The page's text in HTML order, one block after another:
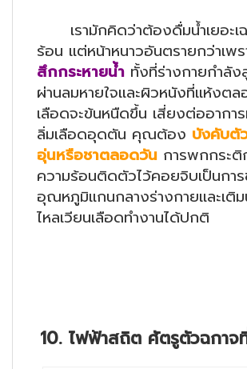
เรามักคิดว่าต้องดื่มน้ำเยอะเ
ร้อน แต่หน้าหนาวอันตรายกว่าเพร
สึกกระหายน้ำ ทั้งที่ร่างกายกำลั
ผ่านลมหายใจและผิวหนังที่แห้งตล
เลือดจะข้นหนืดขึ้น เสี่ยงต่ออากา
ลิ่มเลือดอุดตัน คุณต้อง บังคับตั
อุ่นหรือชาตลอดวัน การพกกระติ
ความร้อนติดตัวไว้คอยจิบเป็นกา
อุณหภูมิแกนกลางร่างกายและเติม
ไหลเวียนเลือดทำงานได้ปกติ
10. ไฟฟ้าสถิต ศัตรูตัวฉกาจ